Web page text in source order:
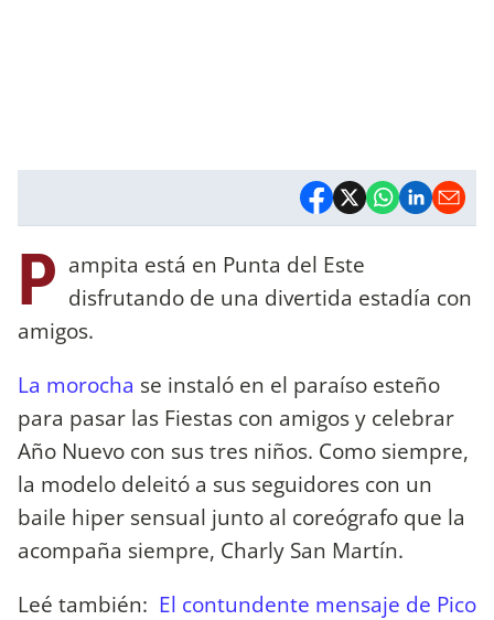
P ampita está en Punta del Este
disfrutando de una divertida estadía con
amigos.
La morocha se instaló en el paraíso esteño
para pasar las Fiestas con amigos y celebrar
Año Nuevo con sus tres niños. Como siempre,
la modelo deleitó a sus seguidores con un
baile hiper sensual junto al coreógrafo que la
acompaña siempre, Charly San Martín.
Leé también: El contundente mensaje de Pico